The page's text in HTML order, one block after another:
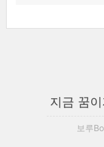
지금 꿈
보루